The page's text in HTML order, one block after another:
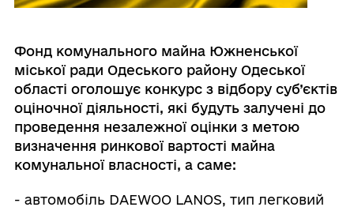
Фонд комунального майна Южненської
міської ради Одеського району Одеської
області оголошує конкурс з відбору суб’єктів
оціночної діяльності, які будуть залучені до
проведення незалежної оцінки з метою
визначення ринкової вартості майна
комунальної власності, а саме:
- автомобіль DAEWOO LANOS, тип легковий